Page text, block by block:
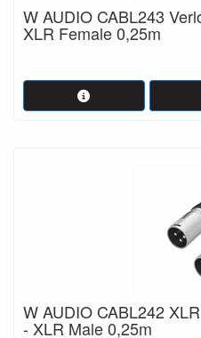
W AUDIO CABL243
XLR Female 0,25m
W AUDIO CABL242
- XLR Male 0,25m